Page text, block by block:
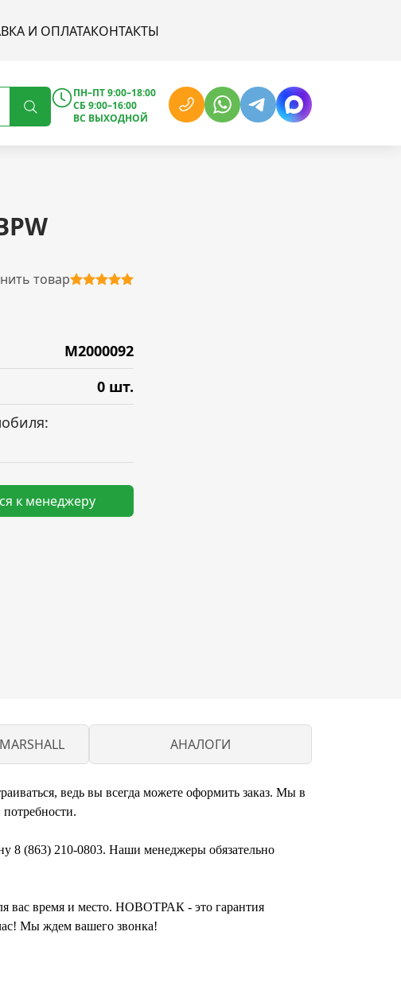
И ОПЛАТАКОНТАКТЫ
ПН–ПТ 9:00–18:00
СБ 9:00–16:00
ВС ВЫХОДНОЙ
товар
M2000092
0 шт.
к менеджеру
АНАЛОГИ
ведь вы всегда можете оформить заказ. Мы в
8 (863) 210-0803. Наши менеджеры обязательно
вас время и место. НОВОТРАК - это гарантия
Мы ждем вашего звонка!